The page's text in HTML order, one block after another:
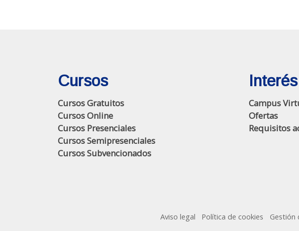
Cursos
Cursos Gratuitos
Cursos Online
Cursos Presenciales
Cursos Semipresenciales
Cursos Subvencionados
Interés
Campus
Ofertas
Requisitos
Aviso legal Política de cookies Gestión